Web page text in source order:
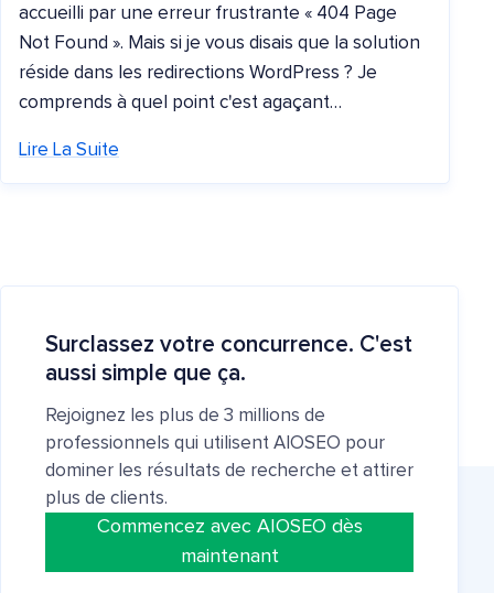
accueilli par une erreur frustrante « 404 Page
Not Found ». Mais si je vous disais que la solution
réside dans les redirections WordPress ? Je
comprends à quel point c'est agaçant…
Lire La Suite
Surclassez votre concurrence. C'est
aussi simple que ça.
Rejoignez les plus de 3 millions de
professionnels qui utilisent AIOSEO pour
dominer les résultats de recherche et attirer
plus de clients.
Commencez avec AIOSEO dès
maintenant